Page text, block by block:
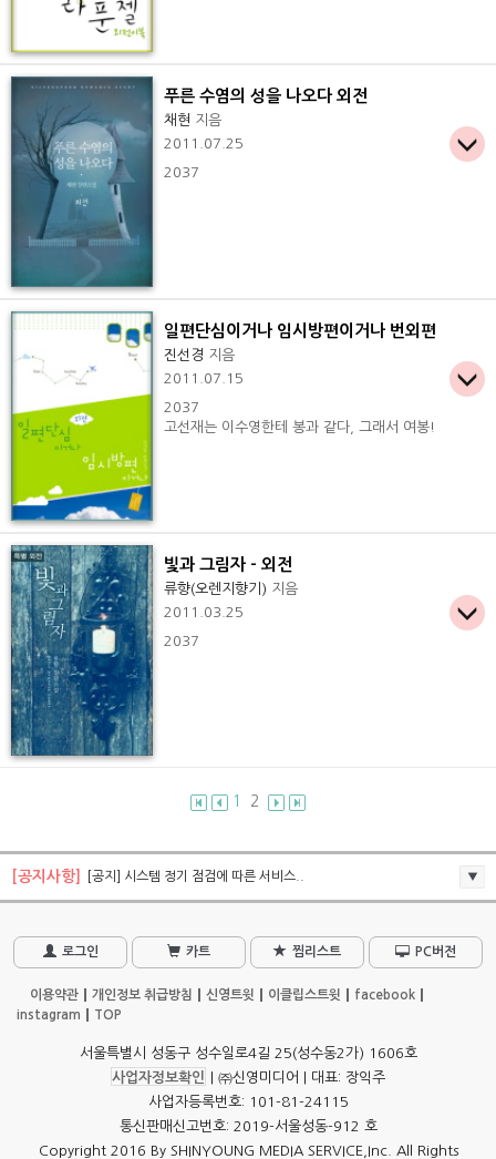
푸른 수염의 성을 나오다 외전
채현 지음
2011.07.25
2037
일편단심이거나 임시방편이거나 번외편
진선경 지음
2011.07.15
2037
고선재는 이수영한테 봉과 같다, 그래서 여봉!
빛과 그림자 - 외전
류향(오렌지향기) 지음
2011.03.25
2037
1 2
[공지사항] [공지] 시스템 정기 점검에 따른 서비스..
로그인 카트 찜리스트 PC버전
이용약관 개인정보 취급방침 신영트윗 이클립스트윗
facebook
instagram
TOP
서울특별시 성동구 성수일로4길 25(성수동2가) 1606호
사업자정보확인
| ㈜신영미디어 | 대표: 장익주
사업자등록번호: 101-81-24115
통신판매신고번호: 2019-서울성동-912 호
Copyright 2016 By SHINYOUNG MEDIA SERVICE,Inc. All Rights